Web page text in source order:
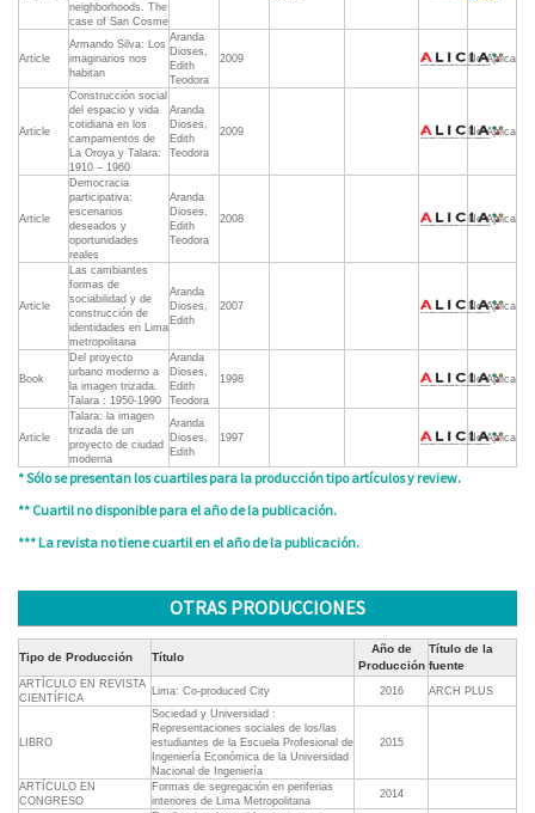
neighborhoods. The
case of San Cosme
Article
Armando Silva: Los
imaginarios nos
habitan
Aranda
Dioses,
Edith
Teodora
2009 No Aplica
Article
Construcción social
del espacio y vida
cotidiana en los
campamentos de
La Oroya y Talara:
1910 – 1960
Aranda
Dioses,
Edith
Teodora
2009 No Aplica
Article
Democracia
participativa:
escenarios
deseados y
oportunidades
reales
Aranda
Dioses,
Edith
Teodora
2008 No Aplica
Article
Las cambiantes
formas de
sociabilidad y de
construcción de
identidades en Lima
metropolitana
Aranda
Dioses,
Edith
2007 No Aplica
Book
Del proyecto
urbano moderno a
la imagen trizada.
Talara : 1950-1990
Aranda
Dioses,
Edith
Teodora
1998 No Aplica
Article
Talara: la imagen
trizada de un
proyecto de ciudad
moderna
Aranda
Dioses,
Edith
1997 No Aplica
* Sólo se presentan los cuartiles para la producción tipo artículos y review.
** Cuartil no disponible para el año de la publicación.
*** La revista no tiene cuartil en el año de la publicación.
OTRAS PRODUCCIONES
Tipo de Producción Título
Año de
Producción
Título de la
fuente
ARTÍCULO EN REVISTA
CIENTÍFICA
Lima: Co-produced City 2016 ARCH PLUS
LIBRO
Sociedad y Universidad :
Representaciones sociales de los/las
estudiantes de la Escuela Profesional de
Ingeniería Económica de la Universidad
Nacional de Ingeniería
2015
ARTÍCULO EN
CONGRESO
Formas de segregación en periferias
interiores de Lima Metropolitana
2014